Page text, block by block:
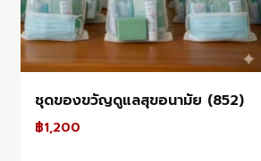
ชุดของขวัญดูแลสุขอนามัย (852)
฿1,200